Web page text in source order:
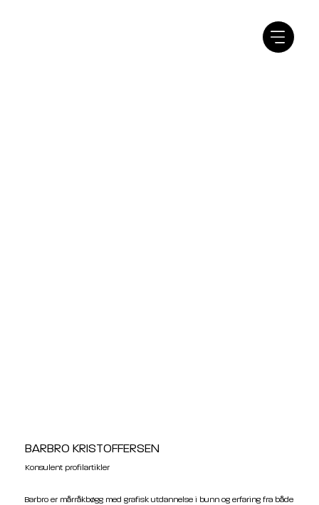
BARBRO KRISTOFFERSEN
Konsulent profilartikler
Barbro er mårråkbøgg med grafisk utdannelse i bunn og erfaring fra både